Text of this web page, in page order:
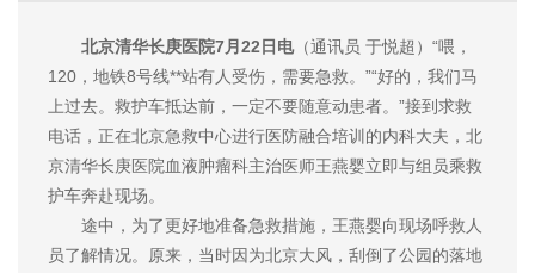
北京清华长庚医院7月22日电（通讯员 于悦超）“喂，
120，地铁8号线**站有人受伤，需要急救。”“好的，我们马
上过去。救护车抵达前，一定不要随意动患者。”接到求救
电话，正在北京急救中心进行医防融合培训的内科大夫，北
京清华长庚医院血液肿瘤科主治医师王燕婴立即与组员乘救
护车奔赴现场。
途中，为了更好地准备急救措施，王燕婴向现场呼救人
员了解情况。原来，当时因为北京大风，刮倒了公园的落地